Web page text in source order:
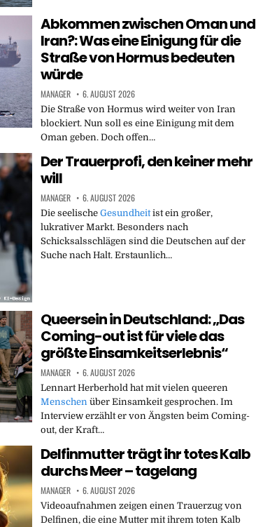
Abkommen zwischen Oman und
Iran?: Was eine Einigung für die
Straße von Hormus bedeuten
würde
MANAGER 6. AUGUST 2026
Die Straße von Hormus wird weiter von Iran
blockiert. Nun soll es eine Einigung mit dem
Oman geben. Doch offen…
Der Trauerprofi, den keiner mehr
will
MANAGER 6. AUGUST 2026
Die seelische Gesundheitist ein großer,
lukrativer Markt. Besonders nach
Schicksalsschlägen sind die Deutschen auf der
Suche nach Halt. Erstaunlich…
Queersein in Deutschland: „Das
Coming-out ist für viele das
größte Einsamkeitserlebnis“
MANAGER 6. AUGUST 2026
Lennart Herberhold hat mit vielen queeren
Menschen über Einsamkeit gesprochen. Im
Interview erzählt er von Ängsten beim Coming-
out, der Kraft…
Delfinmutter trägt ihr totes Kalb
durchs Meer – tagelang
MANAGER 6. AUGUST 2026
Videoaufnahmen zeigen einen Trauerzug von
Delfinen, die eine Mutter mit ihrem toten Kalb